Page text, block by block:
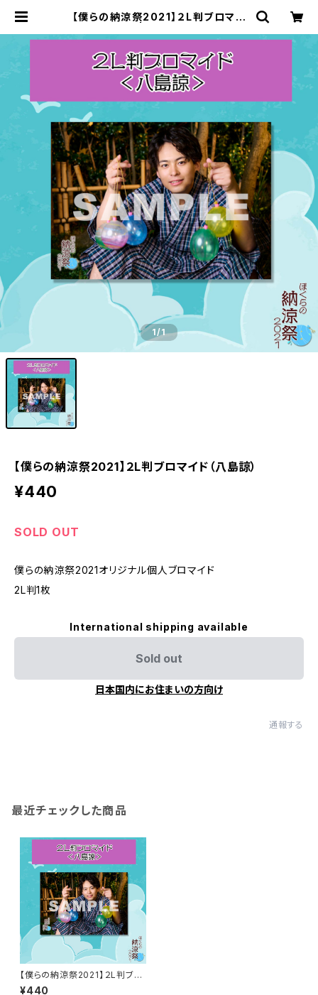
【僕らの納涼祭2021】２L判ブロマイ
1/1
【僕らの納涼祭2021】２L判ブロマイド（八島諒）
¥440
SOLD OUT
僕らの納涼祭2021オリジナル個人ブロマイド
2L判1枚
International shipping available
Sold out
日本国内にお住まいの方向け
通報する
最近チェックした商品
【僕らの納涼祭2021】２L判ブロ
マイド（八島諒）
¥440